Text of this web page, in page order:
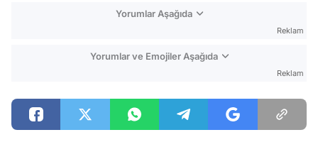
Yorumlar Aşağıda
Reklam
Yorumlar ve Emojiler Aşağıda
Reklam